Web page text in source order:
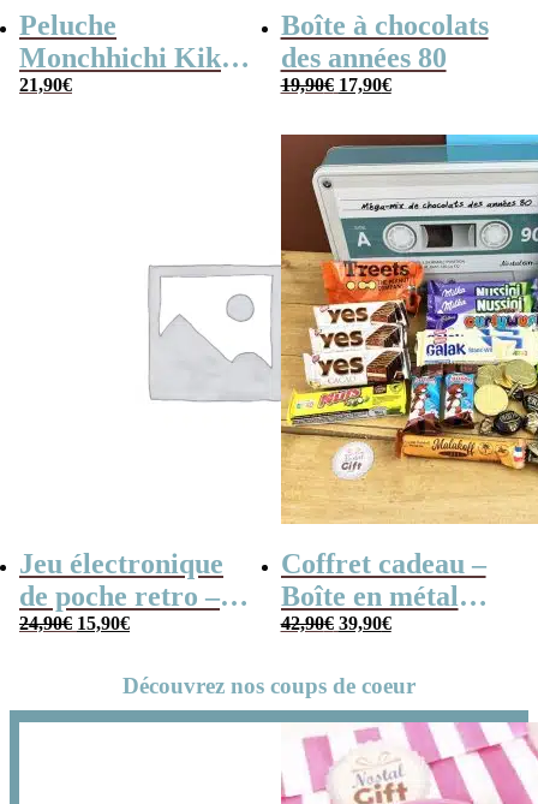
Peluche
Monchhichi Kiki
l’original (20 cm)
21,90€
Boîte à chocolats
des années 80
19,90€ Le
était :
19,90€.
17,90€Le
est :
17,90€.
Jeu électronique
de poche retro –
Console vintage
24,90€ Le
24,90€.
15,90€Le
est :
15,90€.
Coffret cadeau –
Boîte en métal
cassette –
années 80 – grand
coffret chocolat
original
42,90€ Le
était :
42,90€.
39,90€Le
est :
39,90€.
Découvrez nos coups de coeur